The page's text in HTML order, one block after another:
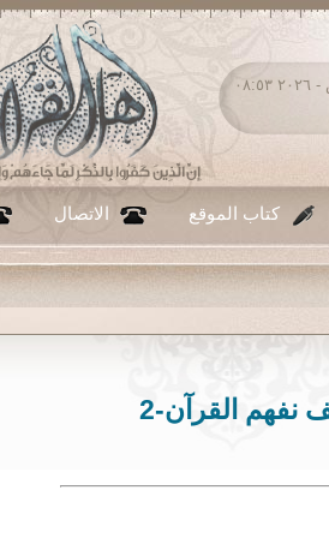
السبت ٠٨ - أغسطس - ٢٠٢٦ ٠٨:٥٣
كتاب الموقع الاتصال
نفهم القرآن-2